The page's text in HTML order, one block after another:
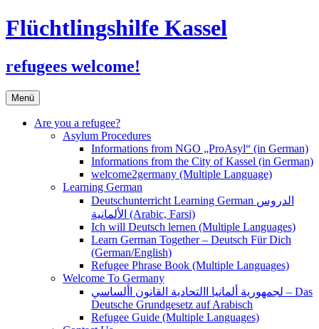
Flüchtlingshilfe Kassel
refugees welcome!
Menü Zum
Inhalt
springen
Are you a refugee?
Asylum Procedures
Informations from NGO „ProAsyl“ (in German)
Informations from the City of Kassel (in German)
welcome2germany (Multiple Language)
Learning German
Deutschunterricht Learning German الدروس
الألمانية (Arabic, Farsi)
Ich will Deutsch lernen (Multiple Languages)
Learn German Together – Deutsch Für Dich
(German/English)
Refugee Phrase Book (Multiple Languages)
Welcome To Germany
لجمهورية ألمانيا االتحادية القانون األساسي – Das
Deutsche Grundgesetz auf Arabisch
Refugee Guide (Multiple Languages)